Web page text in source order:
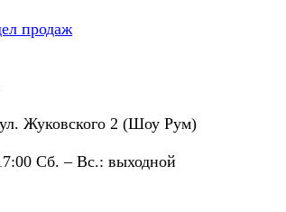
продаж
Жуковского 2 (Шоу Рум)
Сб. – Вс.: выходной